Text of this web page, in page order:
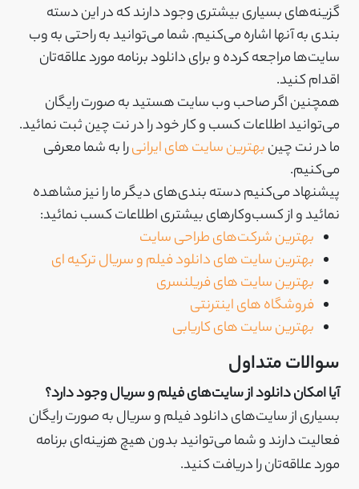
گزینه‌های بسیاری بیشتری وجود دارند که در این دسته
بندی به آنها اشاره می‌کنیم. شما می‌توانید به راحتی به وب
سایت‌ها مراجعه کرده و برای دانلود برنامه مورد علاقه‌تان
اقدام کنید.
همچنین اگر صاحب وب سایت هستید به صورت رایگان
می‌توانید اطلاعات کسب و کار خود را در نت چین ثبت نمائید.
ما در نت چینبهترین سایت های ایرانیرا به شما معرفی
می‌کنیم.
پیشنهاد می‌کنیم دسته بندی‌های دیگر ما را نیز مشاهده
نمائید و از کسب‌وکارهای بیشتری اطلاعات کسب نمائید:
بهترین شرکت‌های طراحی سایت
بهترین سایت های دانلود فیلم و سریال ترکیه ای
بهترین سایت های فریلنسری
فروشگاه های اینترنتی
بهترین سایت های کاریابی
سوالات متداول
آیا امکان دانلود از سایت‌های فیلم و سریال وجود دارد؟
بسیاری از سایت‌های دانلود فیلم و سریال به صورت رایگان
فعالیت دارند و شما می‌توانید بدون هیچ هزینه‌ای برنامه
مورد علاقه‌تان را دریافت کنید.